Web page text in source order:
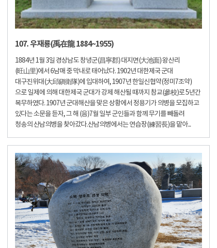
107. 우재룡(禹在龍 1884~1955)
1884년 1월 3일 경상남도 창녕군(昌寧郡) 대지면(大池面) 왕산리
(旺山里)에서 6남매 중 막내로 태어났다. 1902년 대한제국 군대
대구진위대(大邱鎭衛隊)에 입대하여, 1907년 한일신협약(정미7조약)
으로 일제에 의해 대한제국 군대가 강제 해산될 때까지 참교(參校)로 5년간
복무하였다. 1907년 군대해산을 맞은 상황에서 정용기가 의병을 모집하고
있다는 소문을 듣자, 그 해 (음)7월 일부 군인들과 함께 무기를 빼돌려
청송의 산남의병을 찾아갔다.산남의병에서는 연습장(練習長)을 맡아...